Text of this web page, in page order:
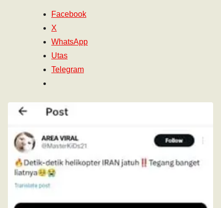
Facebook
X
WhatsApp
Utas
Telegram